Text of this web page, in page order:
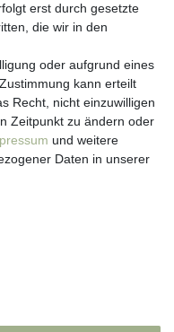
erst durch gesetzte
die wir in den
oder aufgrund eines
kann erteilt
Recht, nicht einzuwilligen
Zeitpunkt zu ändern oder
und weitere
Daten in unserer